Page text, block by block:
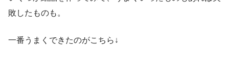
敗したものも。
一番うまくできたのがこちら↓